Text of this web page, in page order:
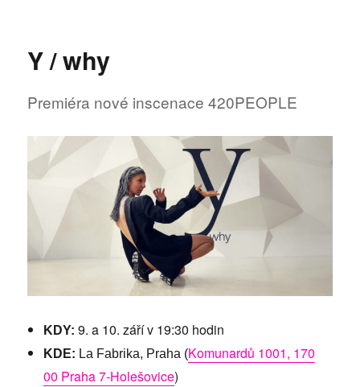
Y
/
v
why
Fabrice
Y / why
Premiéra nové inscenace 420PEOPLE
KDY: 9. a 10. září v 19:30 hodin
KDE: La Fabrika, Praha (Komunardů 1001, 170
00 Praha 7-Holešovice)